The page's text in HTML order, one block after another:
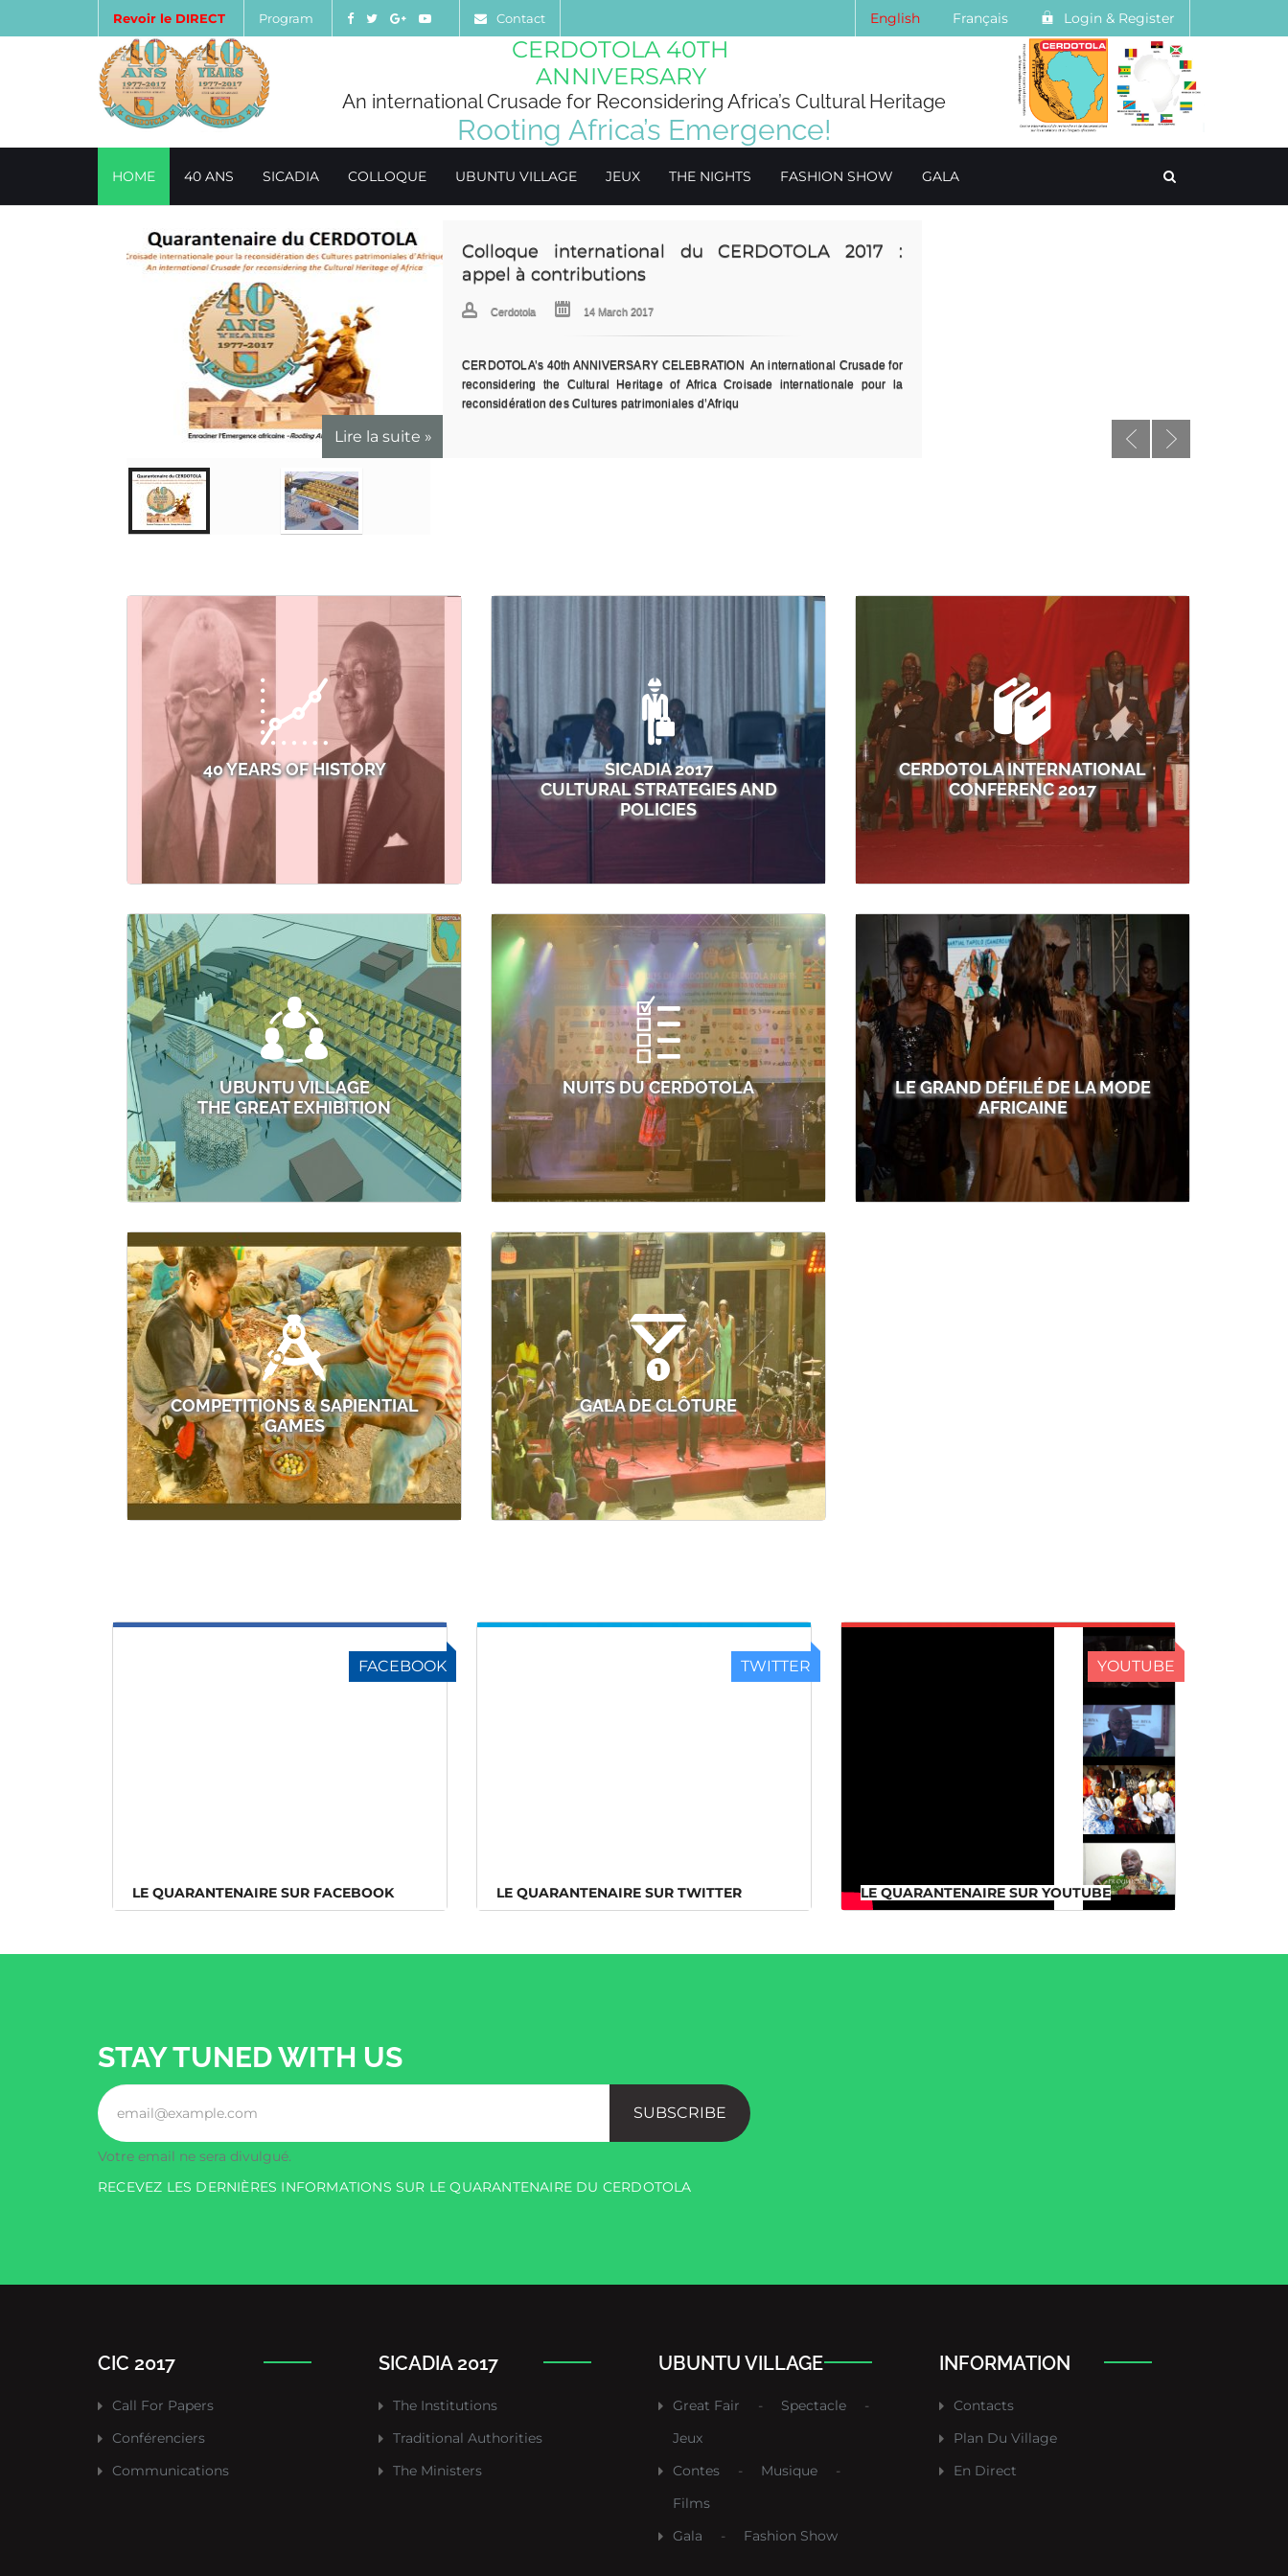
Revoir le DIRECT Program Contact English Français Login & Register
CERDOTOLA 40TH
ANNIVERSARY
An international Crusade for Reconsidering Africa’s Cultural Heritage
Rooting Africa’s Emergence!
HOME 40 ANS SICADIA COLLOQUE UBUNTU VILLAGE JEUX THE NIGHTS FASHION SHOW GALA
Lire la suite »
Le village Ubuntu en image
jadis fait et s'apprete à refaire dans les arts et les sciences. Village Ubuntu
40 YEARS OF HISTORY
SICADIA 2017
CULTURAL STRATEGIES AND
POLICIES
CERDOTOLA INTERNATIONAL
CONFERENC 2017
UBUNTU VILLAGE
THE GREAT EXHIBITION
NUITS DU CERDOTOLA
LE GRAND DÉFILÉ DE LA MODE
AFRICAINE
COMPETITIONS & SAPIENTIAL
GAMES
GALA DE CLÔTURE
FACEBOOK
LE QUARANTENAIRE SUR FACEBOOK
TWITTER
LE QUARANTENAIRE SUR TWITTER
YOUTUBE
LE QUARANTENAIRE SUR
LE QUARANTENAIRE SUR YOUTUBE
STAY TUNED WITH US
SUBSCRIBE
Votre email ne sera divulgué.
RECEVEZ LES DERNIÈRES INFORMATIONS SUR LE QUARANTENAIRE DU CERDOTOLA
CIC 2017
Call For Papers
Conférenciers
Communications
SICADIA 2017
The Institutions
Traditional Authorities
The Ministers
UBUNTU VILLAGE
Great Fair - Spectacle
-
Jeux
Contes
- Musique
-
Films
Gala
- Fashion Show
INFORMATION
Contacts
Plan Du Village
En Direct